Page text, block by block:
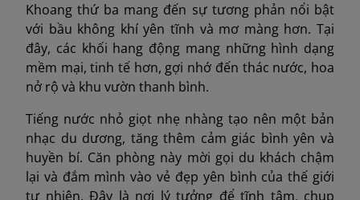
Khoang thứ ba mang đến sự tương phản nổi bật
với bầu không khí yên tĩnh và mơ màng hơn. Tại
đây, các khối hang động mang những hình dạng
mềm mại, tinh tế hơn, gợi nhớ đến thác nước, hoa
nở rộ và khu vườn thanh bình.
Tiếng nước nhỏ giọt nhẹ nhàng tạo nên một bản
nhạc du dương, tăng thêm cảm giác bình yên và
huyền bí. Căn phòng này mời gọi du khách chậm
lại và đắm mình vào vẻ đẹp yên bình của thế giới
tự nhiên. Đây là nơi lý tưởng để tĩnh tâm, chụp